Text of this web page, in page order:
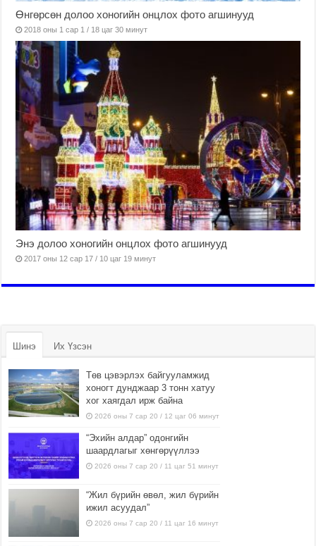
Өнгөрсөн долоо хоногийн онцлох фото агшинууд
2018 оны 1 сар 1 / 18 цаг 30 минут
Энэ долоо хоногийн онцлох фото агшинууд
2017 оны 12 сар 17 / 10 цаг 19 минут
Шинэ Их Үзсэн
Төв цэвэрлэх байгууламжид
хоногт дунджаар 3 тонн хатуу
хог хаягдал ирж байна
2026 оны 7 сар 20 / 12 цаг 06 минут
“Эхийн алдар” одонгийн
шаардлагыг хөнгөрүүллээ
2026 оны 7 сар 20 / 11 цаг 51 минут
“Жил бүрийн өвөл, жил бүрийн
ижил асуудал”
2026 оны 7 сар 20 / 11 цаг 16 минут